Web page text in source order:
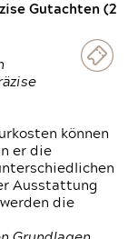
Gutachten (2
können
er die
Ausstattung
die